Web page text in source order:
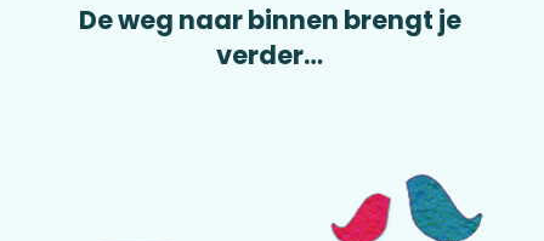
De weg naar binnen brengt je
verder…